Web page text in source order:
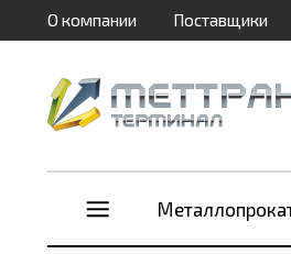
О компании Поставщики